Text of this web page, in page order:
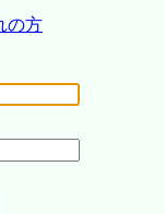
の方